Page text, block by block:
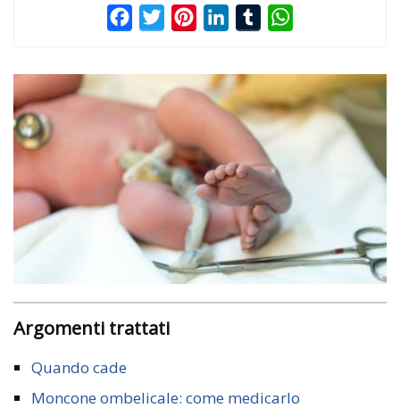
FacebookTwitterPinterestLinkedInTumblr
Argomenti trattati
Quando cade
Moncone ombelicale: come medicarlo